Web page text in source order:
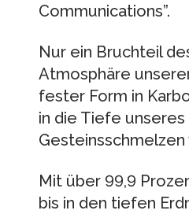
Communications”.
Nur ein Bruchteil
Atmosphäre
fester Form in
in die Tiefe
Mit über 99,9
bis in den tiefen